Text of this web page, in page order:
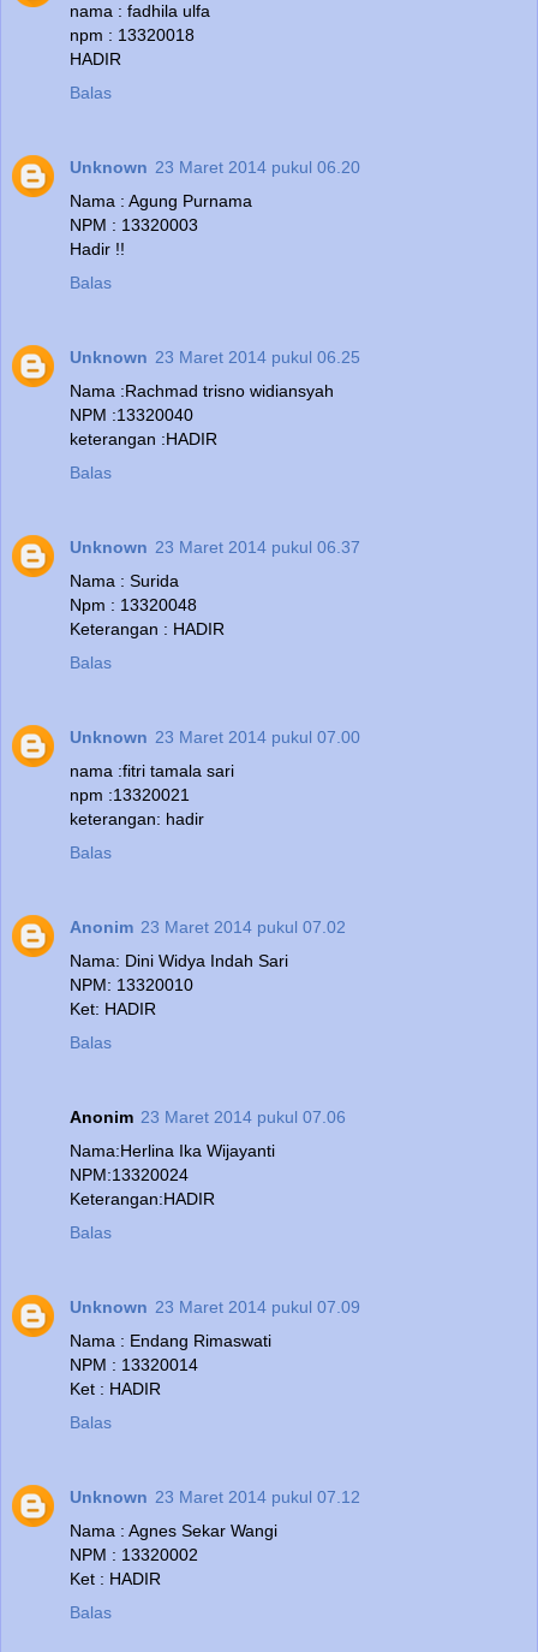
nama : fadhila ulfa
npm : 13320018
HADIR
Balas
Unknown 23 Maret 2014 pukul 06.20
Nama : Agung Purnama
NPM : 13320003
Hadir !!
Balas
Unknown 23 Maret 2014 pukul 06.25
Nama :Rachmad trisno widiansyah
NPM :13320040
keterangan :HADIR
Balas
Unknown 23 Maret 2014 pukul 06.37
Nama : Surida
Npm : 13320048
Keterangan : HADIR
Balas
Unknown 23 Maret 2014 pukul 07.00
nama :fitri tamala sari
npm :13320021
keterangan: hadir
Balas
Anonim 23 Maret 2014 pukul 07.02
Nama: Dini Widya Indah Sari
NPM: 13320010
Ket: HADIR
Balas
Anonim 23 Maret 2014 pukul 07.06
Nama:Herlina Ika Wijayanti
NPM:13320024
Keterangan:HADIR
Balas
Unknown 23 Maret 2014 pukul 07.09
Nama : Endang Rimaswati
NPM : 13320014
Ket : HADIR
Balas
Unknown 23 Maret 2014 pukul 07.12
Nama : Agnes Sekar Wangi
NPM : 13320002
Ket : HADIR
Balas